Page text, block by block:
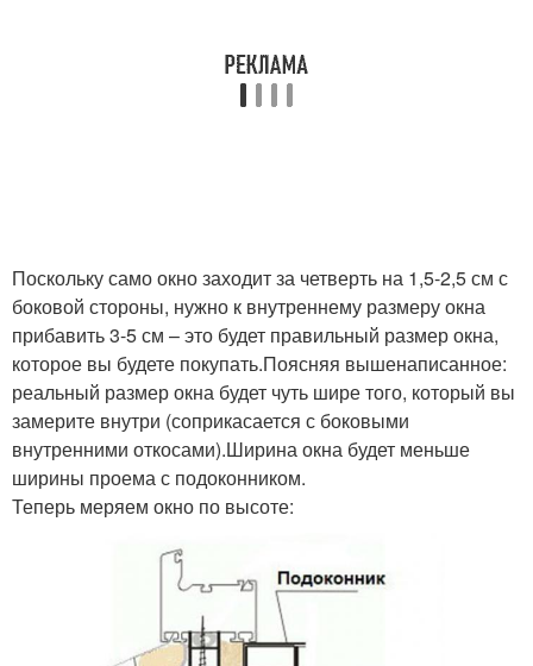
Поскольку само окно заходит за четверть на 1,5-2,5 см с
боковой стороны, нужно к внутреннему размеру окна
прибавить 3-5 см – это будет правильный размер окна,
которое вы будете покупать.Поясняя вышенаписанное:
реальный размер окна будет чуть шире того, который вы
замерите внутри (соприкасается с боковыми
внутренними откосами).Ширина окна будет меньше
ширины проема с подоконником.
Теперь меряем окно по высоте: